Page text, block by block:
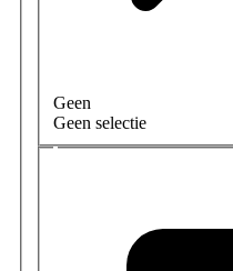
Geen
Geen selectie